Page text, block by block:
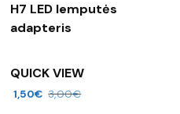
H7 LED lemputės
adapteris
QUICK VIEW
1,50€ 3,00€